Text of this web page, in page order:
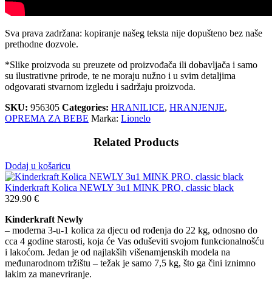
Sva prava zadržana: kopiranje našeg teksta nije dopušteno bez naše
prethodne dozvole.
*Slike proizvoda su preuzete od proizvođača ili dobavljača i samo
su ilustrativne prirode, te ne moraju nužno i u svim detaljima
odgovarati stvarnom izgledu i sadržaju proizvoda.
SKU: 956305 Categories: HRANILICE, HRANJENJE,
OPREMA ZA BEBE Marka: Lionelo
Related Products
Dodaj u košaricu
Kinderkraft Kolica NEWLY 3u1 MINK PRO, classic black
329.90 €
Kinderkraft Newly
– moderna 3-u-1 kolica za djecu od rođenja do 22 kg, odnosno do
cca 4 godine starosti, koja će Vas oduševiti svojom funkcionalnošću
i lakoćom. Jedan je od najlakših višenamjenskih modela na
međunarodnom tržištu – težak je samo 7,5 kg, što ga čini iznimno
lakim za manevriranje.